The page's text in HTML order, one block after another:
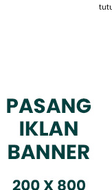
Kompeten